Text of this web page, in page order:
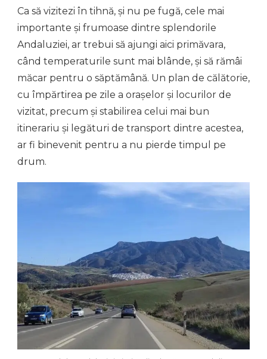
Ca să vizitezi în tihnă, și nu pe fugă, cele mai
importante și frumoase dintre splendorile
Andaluziei, ar trebui să ajungi aici primăvara,
când temperaturile sunt mai blânde, și să rămâi
măcar pentru o săptămână. Un plan de călătorie,
cu împărtirea pe zile a orașelor și locurilor de
vizitat, precum și stabilirea celui mai bun
itinerariu și legături de transport dintre acestea,
ar fi binevenit pentru a nu pierde timpul pe
drum.